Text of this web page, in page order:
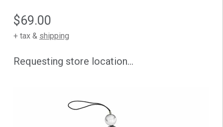
$69.00
+ tax & shipping
Requesting store location...